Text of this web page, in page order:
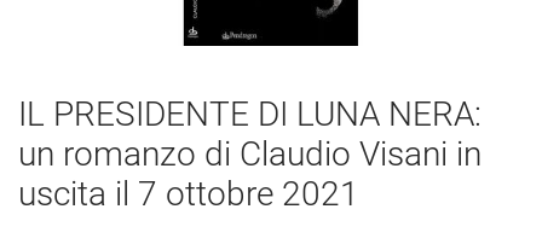
IL PRESIDENTE DI LUNA NERA:
un romanzo di Claudio Visani in
uscita il 7 ottobre 2021